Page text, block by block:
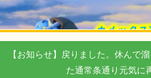
【お知らせ】戻りました。休んで
た通常条通り元気に